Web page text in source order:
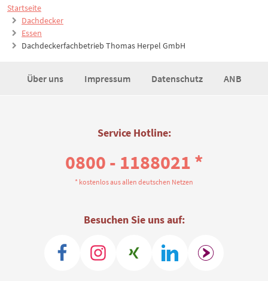
Startseite
Dachdecker
Essen
Dachdeckerfachbetrieb Thomas Herpel GmbH
Über uns Impressum Datenschutz ANB
Service Hotline:
0800 - 1188021 *
* kostenlos aus allen deutschen Netzen
Besuchen Sie uns auf: